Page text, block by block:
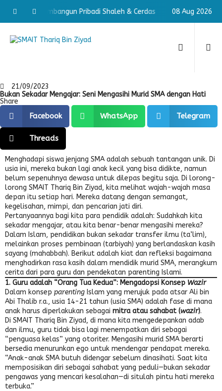
Membangun Pribadi Shaleh & Cerdas Membangun
08 Aug 2026
21/09/2023
Bukan Sekadar Mengajar: Seni Mengasihi Murid SMA dengan Hati
Share
Facebook WhatsApp Telegram
Threads
Menghadapi siswa jenjang SMA adalah sebuah tantangan unik. Di
usia ini, mereka bukan lagi anak kecil yang bisa didikte, namun
belum sepenuhnya dewasa untuk dilepas begitu saja. Di lorong-
lorong SMAIT Thariq Bin Ziyad, kita melihat wajah-wajah masa
depan itu setiap hari. Mereka datang dengan semangat,
kegelisahan, mimpi, dan pencarian jati diri.
Pertanyaannya bagi kita para pendidik adalah: Sudahkah kita
sekadar mengajar, atau kita benar-benar mengasihi mereka?
Dalam Islam, pendidikan bukan sekadar transfer ilmu (ta’lim),
melainkan proses pembinaan (tarbiyah) yang berlandaskan kasih
sayang (mahabbah). Berikut adalah kiat dan refleksi bagaimana
menghadirkan rasa kasih dalam mendidik murid SMA, merangkum
cerita dari para guru dan pendekatan parenting Islami.
1. Guru adalah “Orang Tua Kedua”: Mengadopsi Konsep Wazir
Dalam konsep parenting Islam yang merujuk pada atsar Ali bin
Abi Thalib r.a., usia 14-21 tahun (usia SMA) adalah fase di mana
anak harus diperlakukan sebagai mitra atau sahabat (wazir).
Di SMAIT Thariq Bin Ziyad, di mana kita mengedepankan adab
dan ilmu, guru tidak bisa lagi menempatkan diri sebagai
“penguasa kelas” yang otoriter. Mengasihi murid SMA berarti
bersedia menurunkan ego untuk mendengar pendapat mereka.
“Anak-anak SMA butuh didengar sebelum dinasihati. Saat kita
memposisikan diri sebagai sahabat yang peduli—bukan sekadar
pengawas yang mencari kesalahan—di situlah pintu hati mereka
terbuka.”